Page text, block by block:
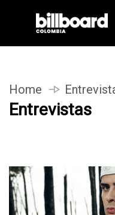
Home
Entrevistas